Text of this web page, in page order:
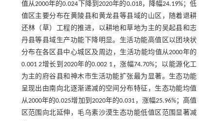
值从2000年的0.024下降到2020年的0.018，降幅24.19%；低
值区主要分布在黄陵县和黄龙县等县域的山区，随着退耕
还林（草）工程的推进，以耕地和草地为主的吴起县和志
丹县等县域生产功能下降明显。生活功能高值区以团块状
分布在各区县中心城区及周边，生活功能均值从2000年的
0.001 2增长到2020年的0.002 1，涨幅74.70%；以能源化工
为主的府谷县和神木市生活功能扩张最为显著。生态功能
呈现出由南向北逐渐递减的空间分布特征，生态功能均值
从2000年的0.025增加到2020年的0.031，涨幅25.96%；高值
区范围向北延伸，毛乌素沙漠生态功能低值区范围显著减